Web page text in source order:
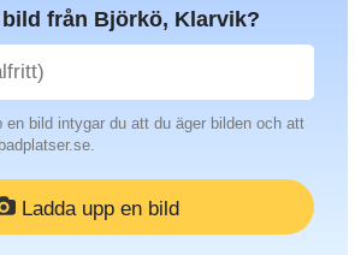
från Björkö, Klarvik?
en bild intygar du att du äger bilden och att
Ladda upp en bild